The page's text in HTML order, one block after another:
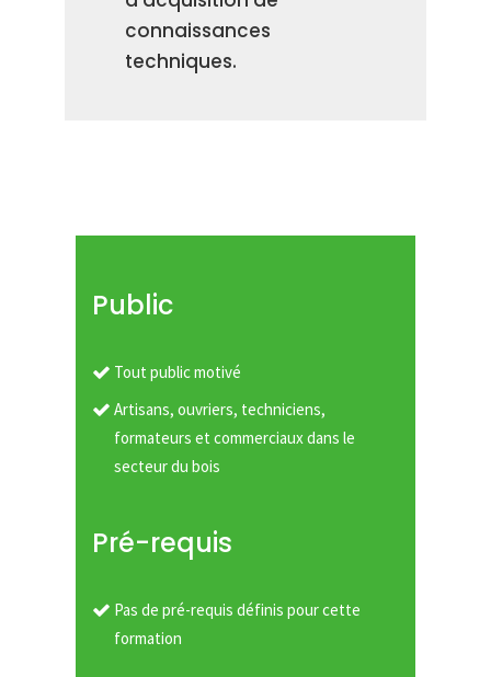
connaissances
techniques.
Public
Tout public motivé
Artisans, ouvriers, techniciens,
formateurs et commerciaux dans le
secteur du bois
Pré-requis
Pas de pré-requis définis pour cette
formation